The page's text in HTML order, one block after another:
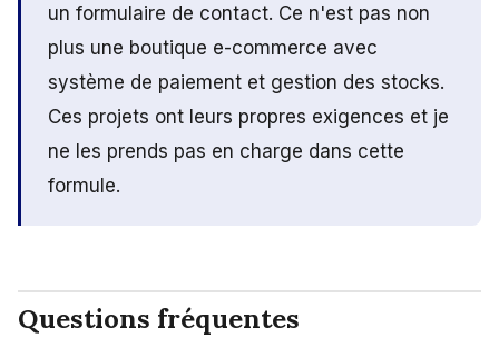
un formulaire de contact. Ce n'est pas non
plus une boutique e-commerce avec
système de paiement et gestion des stocks.
Ces projets ont leurs propres exigences et je
ne les prends pas en charge dans cette
formule.
Questions fréquentes